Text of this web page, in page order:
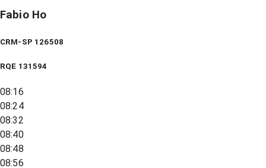
Fabio Ho
CRM-SP 126508
RQE 131594
08:16
08:24
08:32
08:40
08:48
08:56